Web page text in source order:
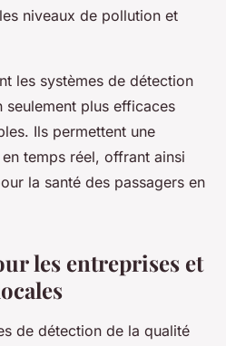
niveaux de pollution et
les systèmes de détection
plus efficaces
Ils permettent une
temps réel, offrant ainsi
la santé des passagers en
les entreprises et
de détection de la qualité